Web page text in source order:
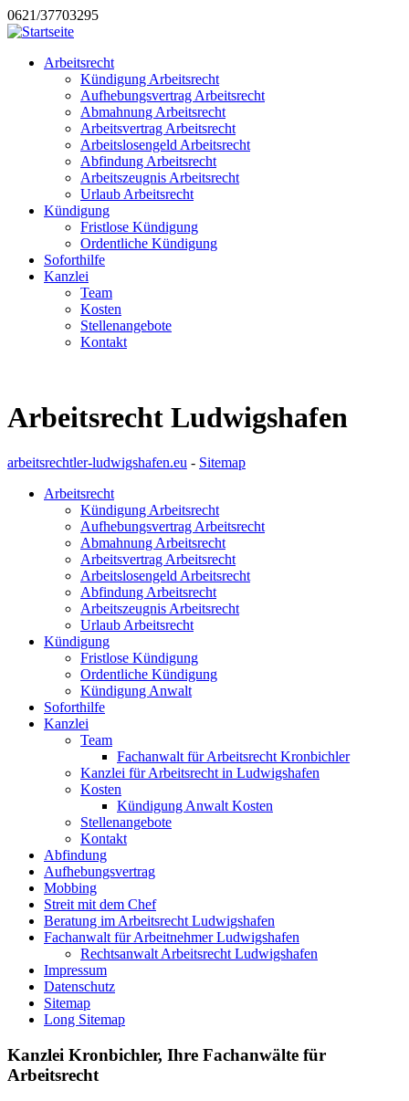
0621/37703295
Arbeitsrecht
Kündigung Arbeitsrecht
Aufhebungsvertrag Arbeitsrecht
Abmahnung Arbeitsrecht
Arbeitsvertrag Arbeitsrecht
Arbeitslosengeld Arbeitsrecht
Abfindung Arbeitsrecht
Arbeitszeugnis Arbeitsrecht
Urlaub Arbeitsrecht
Kündigung
Fristlose Kündigung
Ordentliche Kündigung
Soforthilfe
Kanzlei
Team
Kosten
Stellenangebote
Kontakt
Arbeitsrecht Ludwigshafen
arbeitsrechtler-ludwigshafen.eu - Sitemap
Arbeitsrecht
Kündigung Arbeitsrecht
Aufhebungsvertrag Arbeitsrecht
Abmahnung Arbeitsrecht
Arbeitsvertrag Arbeitsrecht
Arbeitslosengeld Arbeitsrecht
Abfindung Arbeitsrecht
Arbeitszeugnis Arbeitsrecht
Urlaub Arbeitsrecht
Kündigung
Fristlose Kündigung
Ordentliche Kündigung
Kündigung Anwalt
Soforthilfe
Kanzlei
Team
Fachanwalt für Arbeitsrecht Kronbichler
Kanzlei für Arbeitsrecht in Ludwigshafen
Kosten
Kündigung Anwalt Kosten
Stellenangebote
Kontakt
Abfindung
Aufhebungsvertrag
Mobbing
Streit mit dem Chef
Beratung im Arbeitsrecht Ludwigshafen
Fachanwalt für Arbeitnehmer Ludwigshafen
Rechtsanwalt Arbeitsrecht Ludwigshafen
Impressum
Datenschutz
Sitemap
Long Sitemap
Kanzlei Kronbichler, Ihre Fachanwälte für
Arbeitsrecht